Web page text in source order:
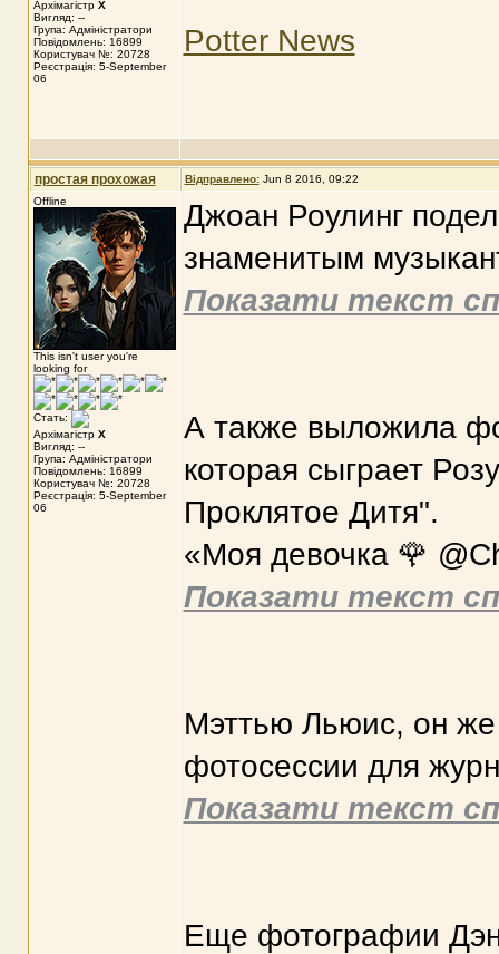
Архімагістр X
Вигляд: --
Група: Адміністратори
Повідомлень: 16899
Користувач №: 20728
Реєстрація: 5-September
06
Potter News
простая прохожая Відправлено: Jun 8 2016, 09:22
Offline
This isn't user you're
looking for
Стать:
Архімагістр X
Вигляд: --
Група: Адміністратори
Повідомлень: 16899
Користувач №: 20728
Реєстрація: 5-September
06
Джоан Роулинг
знаменитым
Показати текст
А также выложила
которая сыграет
Проклятое Дитя".
«Моя девочка 🌹
Показати текст
Мэттью Льюис, он же
фотосессии для
Показати текст
Еще фотографии